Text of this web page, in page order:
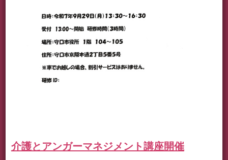
介護とアンガーマネジメント講座開催